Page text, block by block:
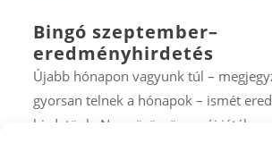
Bingó szeptember–
eredményhirdetés
Újabb hónapon vagyunk túl –
gyorsan telnek a hónapok – ismét
hirdetünk. Nagy örömömre új